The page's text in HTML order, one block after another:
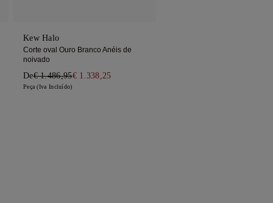
Kew Halo
Corte oval Ouro Branco Anéis de
noivado
De€ 1.486,95€ 1.338,25
Peça (Iva Incluído)